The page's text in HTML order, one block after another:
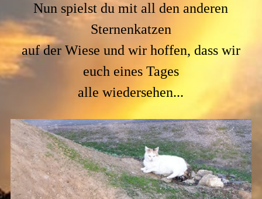
Nun spielst du mit all den anderen
Sternenkatzen
auf der Wiese und wir hoffen, dass wir
euch eines Tages
alle wiedersehen...